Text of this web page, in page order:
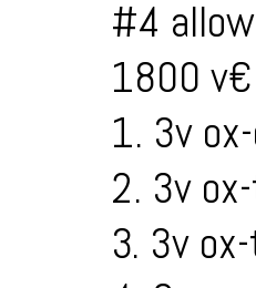
#4
1800 v€
1. 3v
2. 3v
3. 3v